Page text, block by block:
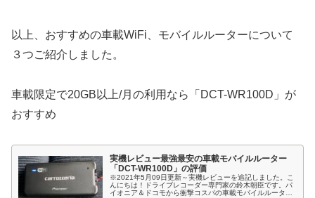
以上、おすすめの車載WiFi、モバイルルーターについて
３つご紹介しました。
車載限定で20GB以上/月の利用なら「DCT-WR100D」が
おすすめ
実機レビュー最強最安の車載モバイルルーター
「DCT-WR100D」の評価
※2021年5月09日更新～実機レビューを追記しました。こ
んにちは！ドライブレコーダー専門家の鈴木朝臣です。パ
イオニア＆ドコモから衝撃コスパの車載モバイルルーター